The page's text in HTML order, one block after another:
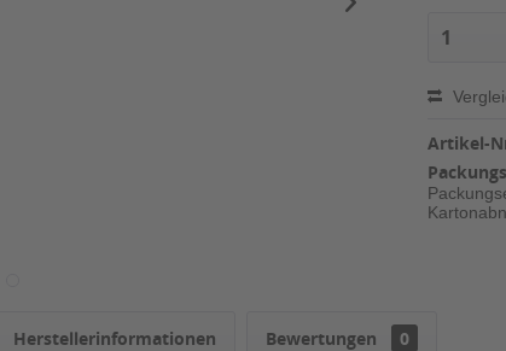
Artikel-
Herstellerinformationen Bewertungen 0